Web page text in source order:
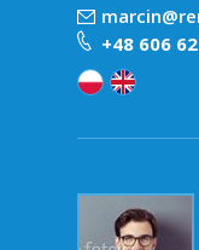
+48 606